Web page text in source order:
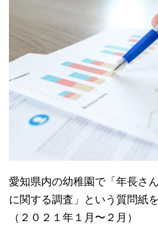
愛知県内の幼稚園で「年長さ
に関する調査」という質問紙
（２０２１年１月〜２月）